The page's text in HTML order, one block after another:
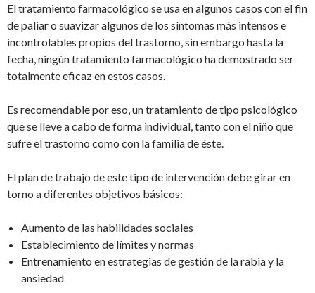
El tratamiento farmacológico se usa en algunos casos con el fin
de paliar o suavizar algunos de los síntomas más intensos e
incontrolables propios del trastorno, sin embargo hasta la
fecha, ningún tratamiento farmacológico ha demostrado ser
totalmente eficaz en estos casos.
Es recomendable por eso, un tratamiento de tipo psicológico
que se lleve a cabo de forma individual, tanto con el niño que
sufre el trastorno como con la familia de éste.
El plan de trabajo de este tipo de intervención debe girar en
torno a diferentes objetivos básicos:
Aumento de las habilidades sociales
Establecimiento de límites y normas
Entrenamiento en estrategias de gestión de la rabia y la
ansiedad